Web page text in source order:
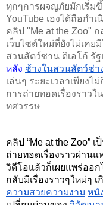
ทุกๆการผจญภัยมักเริ่ม
YouTube เองได้ถือกำเ
คลิป "Me at the Zoo"
เว็บไซต์ใหม่ที่ยังไม่เค
สวนสัตว์ซาน ดิเอโก้ รั
หลัง ช้างในสวนสัตว์ช่า
เล่นๆ ระยะเวลาเพียง
การถ่ายทอดเรื่องราว
ทศวรรษ
คลิป “Me at the Zoo”
ถ่ายทอดเรื่องราวผ่าน
วิดีโอแล้วก็เผยแพร่ออ
กลับมีเรื่องราวๆใหม่ๆ เ
ความสวยความงาม หนั